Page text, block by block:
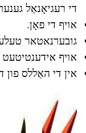
די רעגיאָנאַל
אויף די פאָן.
גובערנאטאר
אויף אידענטיטעט
אין די האַללס פון